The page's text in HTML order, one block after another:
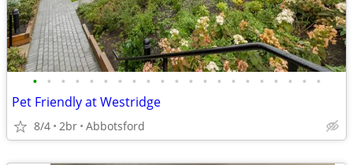
• • • • • • • • • • • • • • • • • • • • •
Pet Friendly at Westridge
8/4 2br Abbotsford